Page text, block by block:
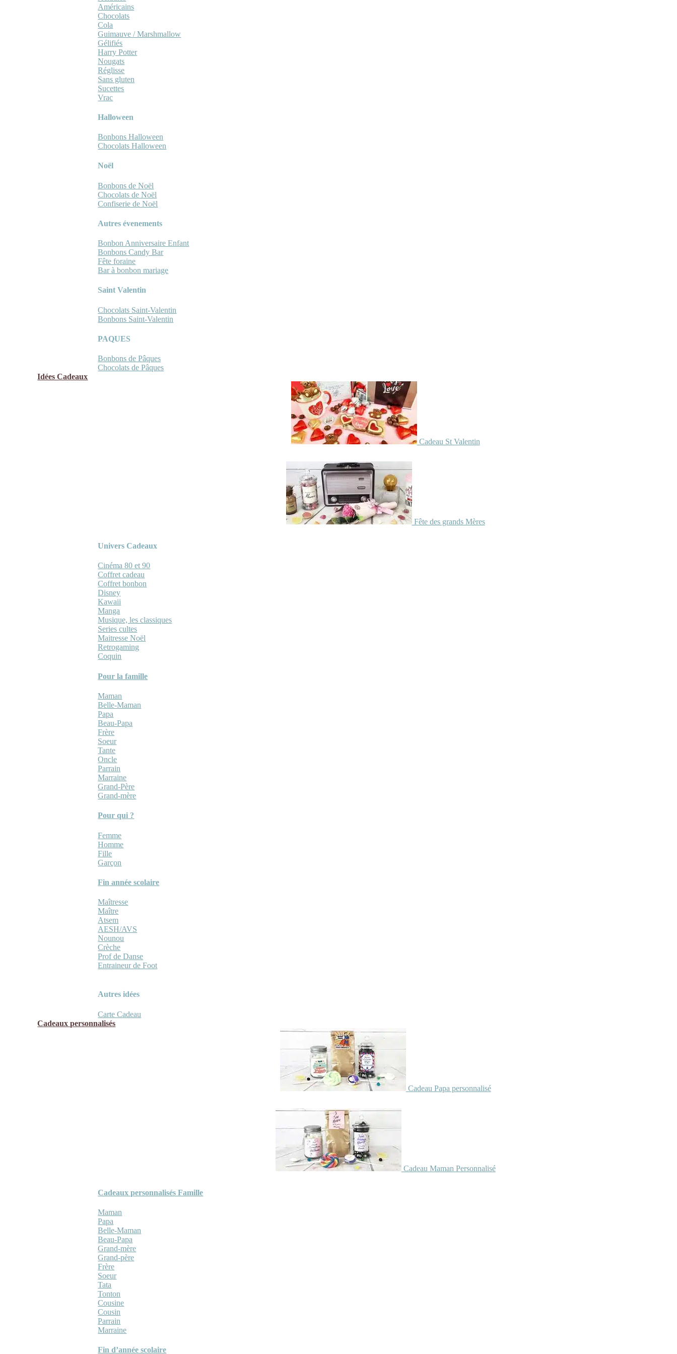
Américains
Chocolats
Cola
Guimauve / Marshmallow
Gélifiés
Harry Potter
Nougats
Réglisse
Sans gluten
Sucettes
Vrac
Halloween
Bonbons Halloween
Chocolats Halloween
Noël
Bonbons de Noël
Chocolats de Noël
Confiserie de Noël
Autres évenements
Bonbon Anniversaire Enfant
Bonbons Candy Bar
Fête foraine
Bar à bonbon mariage
Saint Valentin
Chocolats Saint-Valentin
Bonbons Saint-Valentin
PAQUES
Bonbons de Pâques
Chocolats de Pâques
Idées Cadeaux
Cadeau St Valentin
Fête des grands Mères
Univers Cadeaux
Cinéma 80 et 90
Coffret cadeau
Coffret bonbon
Disney
Kawaii
Manga
Musique, les classiques
Series cultes
Maitresse Noël
Retrogaming
Coquin
Pour la famille
Maman
Belle-Maman
Papa
Beau-Papa
Frère
Soeur
Tante
Oncle
Parrain
Marraine
Grand-Père
Grand-mère
Pour qui ?
Femme
Homme
Fille
Garçon
Fin année scolaire
Maîtresse
Maître
Atsem
AESH/AVS
Nounou
Crèche
Prof de Danse
Entraineur de Foot
Autres idées
Carte Cadeau
Cadeaux personnalisés
Cadeau Papa personnalisé
Cadeau Maman Personnalisé
Cadeaux personnalisés Famille
Maman
Papa
Belle-Maman
Beau-Papa
Grand-mère
Grand-père
Frère
Soeur
Tata
Tonton
Cousine
Cousin
Parrain
Marraine
Fin d’année scolaire